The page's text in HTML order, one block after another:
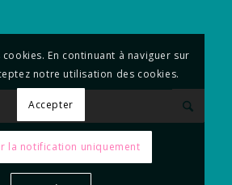
En continuant à naviguer sur
notre utilisation des cookies.
Accepter
la notification uniquement